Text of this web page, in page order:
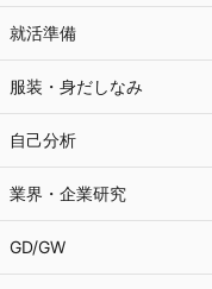
就活準備
服装・身だしなみ
自己分析
業界・企業研究
GD/GW